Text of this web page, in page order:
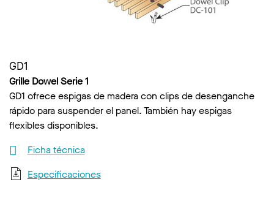
GD1
Grille Dowel Serie 1
GD1 ofrece espigas de madera con clips de desenganche
rápido para suspender el panel. También hay espigas
flexibles disponibles.
Ficha técnica
Especificaciones